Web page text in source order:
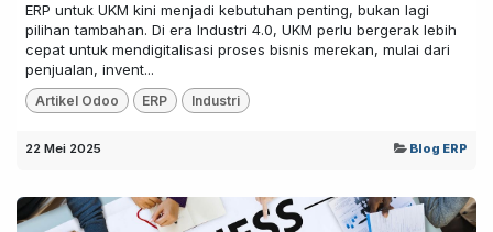
ERP untuk UKM kini menjadi kebutuhan penting, bukan lagi
pilihan tambahan. Di era Industri 4.0, UKM perlu bergerak lebih
cepat untuk mendigitalisasi proses bisnis merekan, mulai dari
penjualan, invent...
Artikel Odoo ERP Industri
22 Mei 2025 Blog ERP